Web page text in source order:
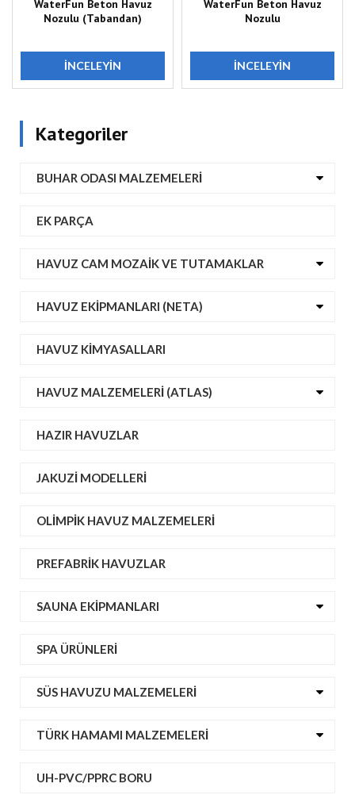
Kategoriler
BUHAR ODASI MALZEMELERI
EK PARÇA
HAVUZ CAM MOZAIK VE TUTAMAKLAR
HAVUZ EKIPMANLARI (NETA)
HAVUZ KIMYASALLARI
HAVUZ MALZEMELERI (ATLAS)
HAZIR HAVUZLAR
JAKUZI MODELLERI
OLIMPIK HAVUZ MALZEMELERI
PREFABRIK HAVUZLAR
SAUNA EKIPMANLARI
SPA ÜRÜNLERI
SÜS HAVUZU MALZEMELERI
TÜRK HAMAMI MALZEMELERI
UH-PVC/PPRC BORU
WaterFun Beton Havuz
Nozulu (Tabandan)
İNCELEYIN
WaterFun Beton Havuz
Nozulu
İNCELEYIN